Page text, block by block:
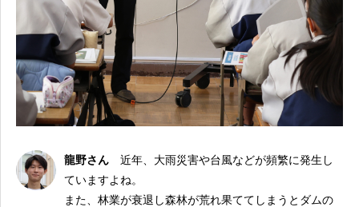
龍野さん 近年、大雨災害や台風などが頻繁に発生し
ていますよね。
また、林業が衰退し森林が荒れ果ててしまうとダムの